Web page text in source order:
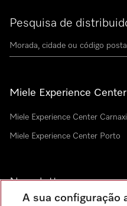
Pesquisa de
Miele Experience Center
Miele Experience Center
Miele Experience Center Porto
Newsletter
A sua configuração